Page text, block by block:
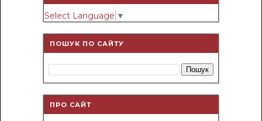
Select Language ▼
ПОШУК ПО САЙТУ
ПРО САЙТ